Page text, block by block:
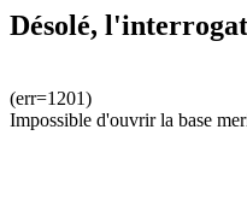
Désolé,
(err=1201)
Impossible d'ouvrir la base